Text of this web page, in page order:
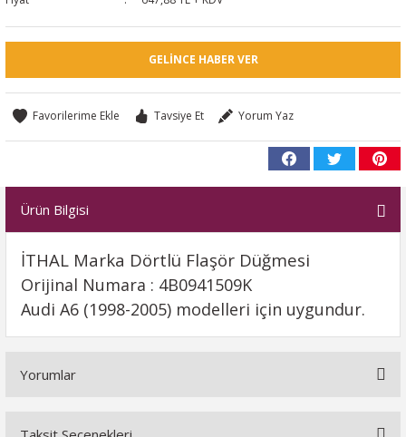
GELINCE HABER VER
Tavsiye Et Yorum Yaz
Ürün Bilgisi
İTHAL Marka Dörtlü Flaşör Düğmesi
Orijinal Numara : 4B0941509K
Audi A6 (1998-2005) modelleri için uygundur.
Yorumlar